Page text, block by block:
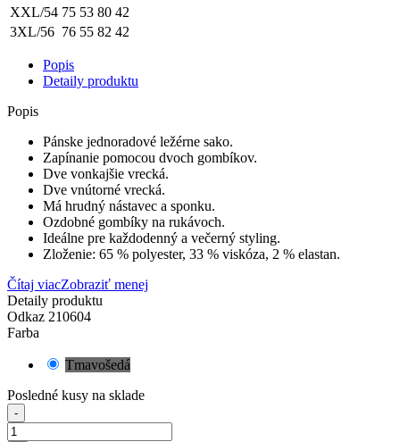
XXL/54 75 53 80 42
3XL/56 76 55 82 42
Popis
Detaily produktu
Popis
Pánske jednoradové ležérne sako.
Zapínanie pomocou dvoch gombíkov.
Dve vonkajšie vrecká.
Dve vnútorné vrecká.
Má hrudný nástavec a sponku.
Ozdobné gombíky na rukávoch.
Ideálne pre každodenný a večerný styling.
Zloženie: 65 % polyester, 33 % viskóza, 2 % elastan.
Čítaj viacZobraziť menej
Detaily produktu
Odkaz 210604
Farba
Tmavošedá
Posledné kusy na sklade
-